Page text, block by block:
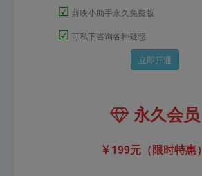
☑ 剪映小助手永久免费版
☑ 可私下咨询各种疑惑
立即开通
永久会员
199元（限时特惠）